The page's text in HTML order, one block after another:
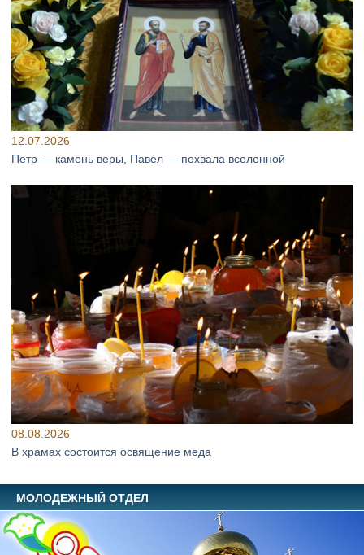
12.07.2026
Петр — камень веры, Павел — похвала вселенной
08.08.2026
В храмах состоится освящение меда
МОЛОДЕЖНЫЙ ОТДЕЛ